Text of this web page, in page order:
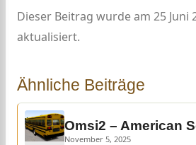
Dieser Beitrag wurde am 25 Juni
aktualisiert.
Ähnliche Beiträge
Omsi2 – American
November 5, 2025